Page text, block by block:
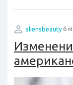
aliensbeauty 6